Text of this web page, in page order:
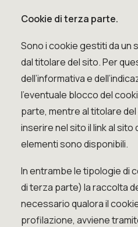
Cookie di terza parte.
Sono i cookie gestiti da
dal titolare del sito. Per
dell’informativa e
l’eventuale blocco del
parte, mentre al titolare
inserire nel sito il link al
elementi sono disponibili.
In entrambe le tipologie di
di terza parte) la raccolta
necessario qualora il
profilazione, avviene